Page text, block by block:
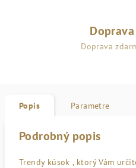
Doprava
Popis Parametre
Podrobný popis
Trendy kúsok , ktorý Vám